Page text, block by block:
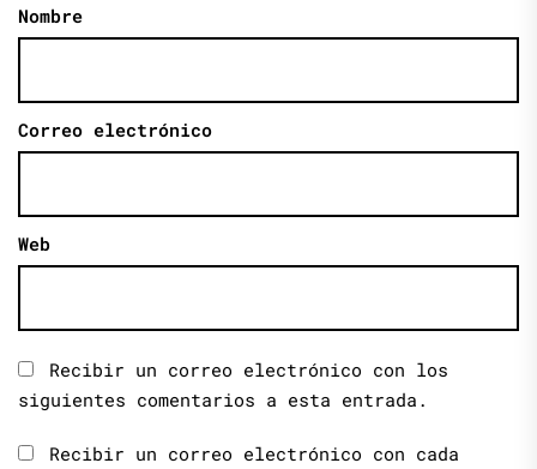
Nombre
Correo electrónico
Web
Recibir un correo electrónico con los
siguientes comentarios a esta entrada.
Recibir un correo electrónico con cada